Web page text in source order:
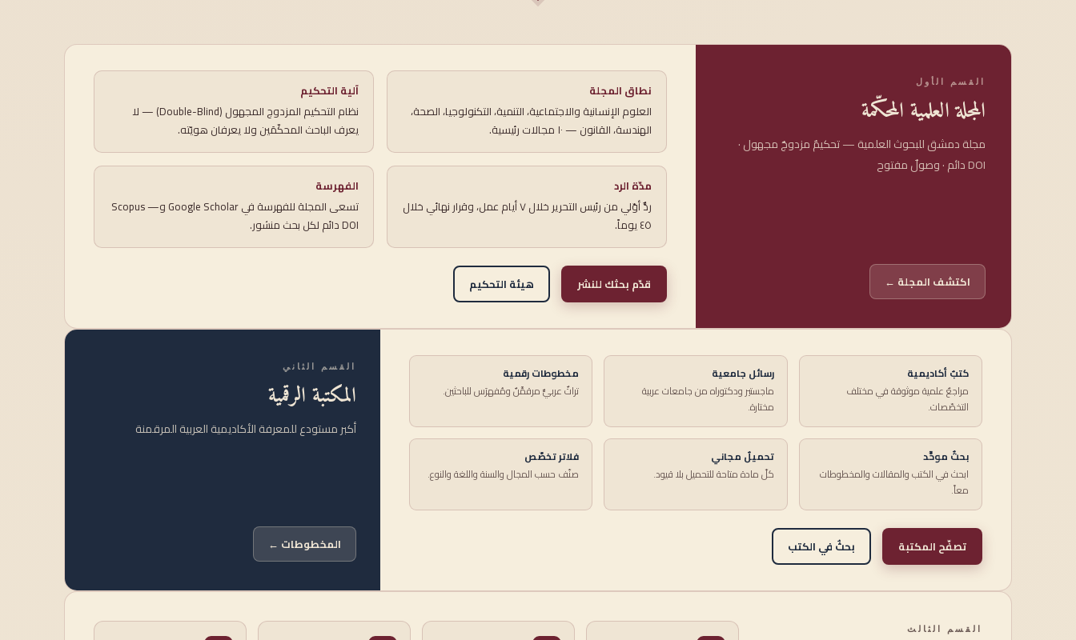
القسم الأول
المجلة العلمية المحكّمة
مجلة دمشق للبحوث العلمية — تحكيمٌ مزدوجٌ مجهول ·
DOI دائم · وصولٌ مفتوح
اكتشف المجلة ←
نطاق المجلة
العلوم الإنسانية والاجتماعية، التنمية، التكنولوجيا، الصحة،
الهندسة، القانون — ١٠ مجالات رئيسية.
آلية التحكيم
نظام التحكيم المزدوج المجهول (Double-Blind) — لا
يعرف الباحث المحكّمَين ولا يعرفان هويّته.
مدّة الرد
ردٌّ أوّلي من رئيس التحرير خلال ٧ أيام عمل، وقرار نهائي خلال
٤٥ يوماً.
الفهرسة
تسعى المجلة للفهرسة في Google Scholar وScopus —
DOI دائم لكل بحث منشور.
قدّم بحثك للنشر هيئة التحكيم
كتبٌ أكاديمية
مراجعٌ علمية موثوقة في مختلف
التخصّصات.
رسائل جامعية
ماجستير ودكتوراه من جامعات عربية
مختارة.
مخطوطات رقمية
تراثٌ عربيٌّ مرقمَّنٌ ومُفهرَس للباحثين.
بحثٌ موحَّد
ابحث في الكتب والمقالات والمخطوطات
معاً.
تحميلٌ مجاني
كلّ مادة متاحة للتحميل بلا قيود.
فلاتر تخصّص
صنّف حسب المجال والسنة واللغة والنوع.
تصفّح المكتبة بحثٌ في الكتب
القسم الثاني
المكتبة الرقمية
أكبر مستودع للمعرفة الأكاديمية العربية المرقمنة
المخطوطات ←
القسم الثالث